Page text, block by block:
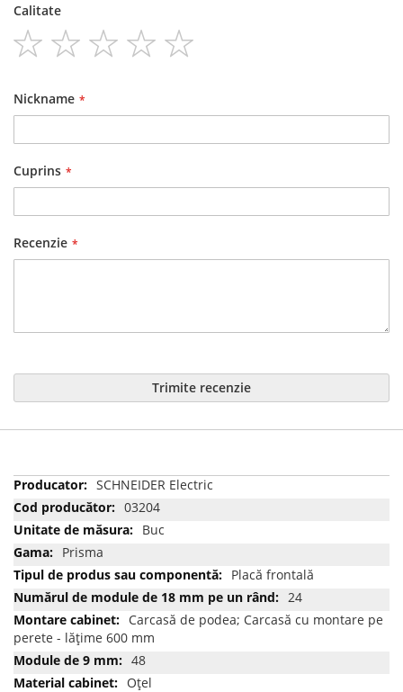
Calitate
Nickname
Cuprins
Recenzie
Trimite recenzie
Mai
multe
informatii
SCHNEIDER Electric
03204
Buc
Prisma
Placă frontală
24
Carcasă de podea; Carcasă cu montare pe
perete - lățime 600 mm
48
Oţel